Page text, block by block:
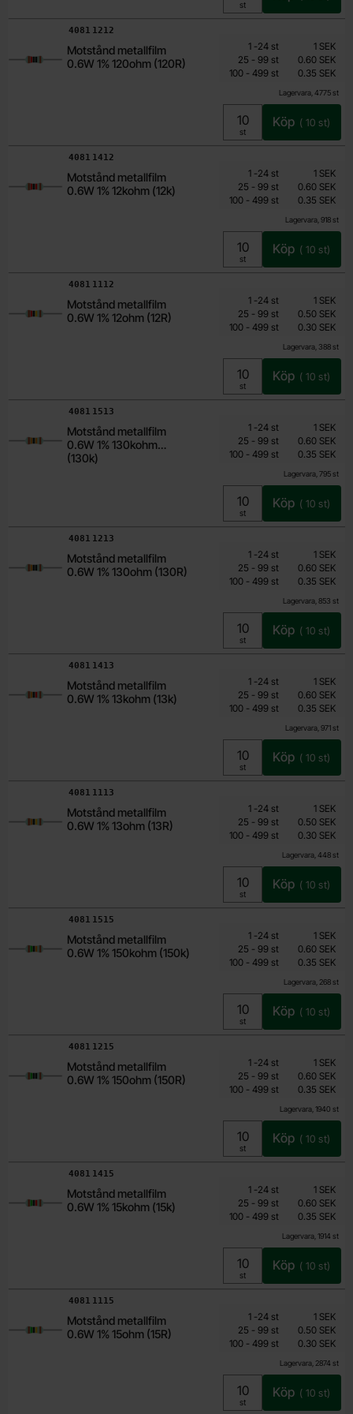
Enhet:
st
Motstånd metallfilm
0.6W 1% 120ohm (120R)
Art. nr
4081 1212
Lagervara, 4775 st
Från
0.15 SEK
Inklusive 25% moms
Enhet:
st
Köp ( 10 st)
Mängdrabatt
Pris /st
1 -till
24 st
1 SEK
25 - till
99 st
0.60 SEK
100 - till
499 st 0.35 SEK
Motstånd metallfilm
0.6W 1% 12kohm (12k)
Art. nr
4081 1412
Lagervara, 918 st
Från
0.15 SEK
Inklusive 25% moms
Enhet:
st
Köp ( 10 st)
Mängdrabatt
Pris /st
1 -till
24 st
1 SEK
25 - till
99 st
0.60 SEK
100 - till
499 st 0.35 SEK
Motstånd metallfilm
0.6W 1% 12ohm (12R)
Art. nr
4081 1112
Lagervara, 388 st
Från
0.15 SEK
Inklusive 25% moms
Enhet:
st
Köp ( 10 st)
Mängdrabatt
Pris /st
1 -till
24 st
1 SEK
25 - till
99 st
0.50 SEK
100 - till
499 st 0.30 SEK
Motstånd metallfilm
0.6W 1% 130kohm
(130k)
Art. nr
4081 1513
Lagervara, 795 st
Från
0.15 SEK
Inklusive 25% moms
Enhet:
st
Köp ( 10 st)
Mängdrabatt
Pris /st
1 -till
24 st
1 SEK
25 - till
99 st
0.60 SEK
100 - till
499 st 0.35 SEK
Motstånd metallfilm
0.6W 1% 130ohm (130R)
Art. nr
4081 1213
Lagervara, 853 st
Från
0.15 SEK
Inklusive 25% moms
Enhet:
st
Köp ( 10 st)
Mängdrabatt
Pris /st
1 -till
24 st
1 SEK
25 - till
99 st
0.60 SEK
100 - till
499 st 0.35 SEK
Motstånd metallfilm
0.6W 1% 13kohm (13k)
Art. nr
4081 1413
Lagervara, 971 st
Från
0.15 SEK
Inklusive 25% moms
Enhet:
st
Köp ( 10 st)
Mängdrabatt
Pris /st
1 -till
24 st
1 SEK
25 - till
99 st
0.60 SEK
100 - till
499 st 0.35 SEK
Motstånd metallfilm
0.6W 1% 13ohm (13R)
Art. nr
4081 1113
Lagervara, 448 st
Från
0.15 SEK
Inklusive 25% moms
Enhet:
st
Köp ( 10 st)
Mängdrabatt
Pris /st
1 -till
24 st
1 SEK
25 - till
99 st
0.50 SEK
100 - till
499 st 0.30 SEK
Motstånd metallfilm
0.6W 1% 150kohm (150k)
Art. nr
4081 1515
Lagervara, 268 st
Från
0.15 SEK
Inklusive 25% moms
Enhet:
st
Köp ( 10 st)
Mängdrabatt
Pris /st
1 -till
24 st
1 SEK
25 - till
99 st
0.60 SEK
100 - till
499 st 0.35 SEK
Motstånd metallfilm
0.6W 1% 150ohm (150R)
Art. nr
4081 1215
Lagervara, 1940 st
Från
0.15 SEK
Inklusive 25% moms
Enhet:
st
Köp ( 10 st)
Mängdrabatt
Pris /st
1 -till
24 st
1 SEK
25 - till
99 st
0.60 SEK
100 - till
499 st 0.35 SEK
Motstånd metallfilm
0.6W 1% 15kohm (15k)
Art. nr
4081 1415
Lagervara, 1914 st
Från
0.15 SEK
Inklusive 25% moms
Enhet:
st
Köp ( 10 st)
Mängdrabatt
Pris /st
1 -till
24 st
1 SEK
25 - till
99 st
0.60 SEK
100 - till
499 st 0.35 SEK
Motstånd metallfilm
0.6W 1% 15ohm (15R)
Art. nr
4081 1115
Lagervara, 2874 st
Från
0.15 SEK
Inklusive 25% moms
Enhet:
st
Köp ( 10 st)
Mängdrabatt
Pris /st
1 -till
24 st
1 SEK
25 - till
99 st
0.50 SEK
100 - till
499 st 0.30 SEK